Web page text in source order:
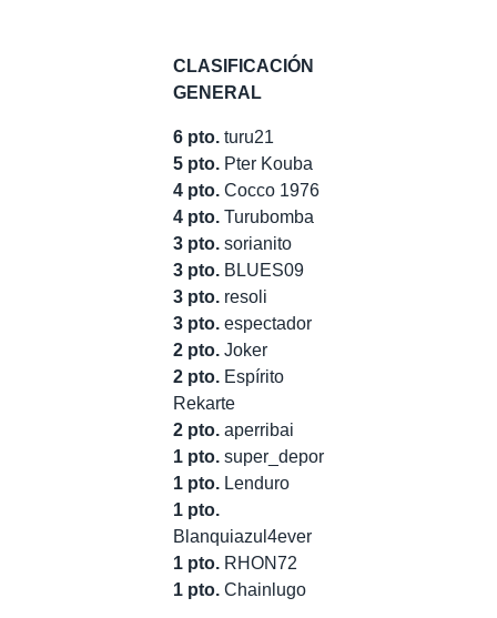
CLASIFICACIÓN
GENERAL
6 pto. turu21
5 pto. Pter Kouba
4 pto. Cocco 1976
4 pto. Turubomba
3 pto. sorianito
3 pto. BLUES09
3 pto. resoli
3 pto. espectador
2 pto. Joker
2 pto. Espírito
Rekarte
2 pto. aperribai
1 pto. super_depor
1 pto. Lenduro
1 pto.
Blanquiazul4ever
1 pto. RHON72
1 pto. Chainlugo